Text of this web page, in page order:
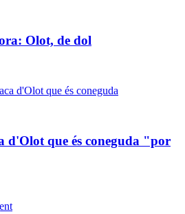
Olot, de dol
d'Olot que és coneguda "por